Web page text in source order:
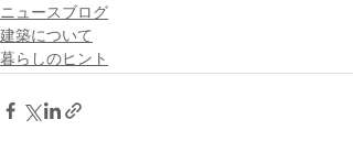
ニュースブログ
建築について
暮らしのヒント